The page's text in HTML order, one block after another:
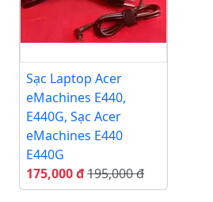
Sạc Laptop Acer
eMachines E440,
E440G, Sạc Acer
eMachines E440
E440G
175,000 đ195,000 đ